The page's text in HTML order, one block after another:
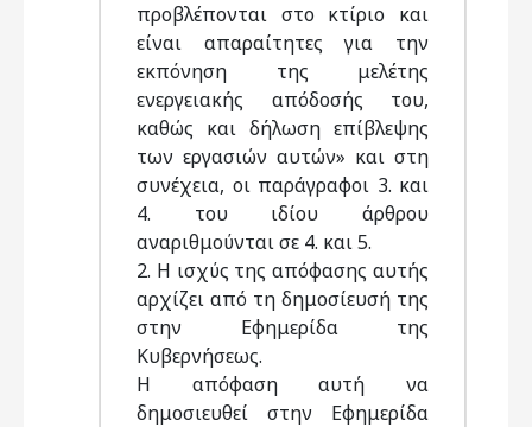
προβλέπονται στο κτίριο και
είναι απαραίτητες για την
εκπόνηση της μελέτης
ενεργειακής απόδοσής του,
καθώς και δήλωση επίβλεψης
των εργασιών αυτών» και στη
συνέχεια, οι παράγραφοι 3. και
4. του ιδίου άρθρου
αναριθμούνται σε 4. και 5.
2. Η ισχύς της απόφασης αυτής
αρχίζει από τη δημοσίευσή της
στην Εφημερίδα της
Κυβερνήσεως.
Η απόφαση αυτή να
δημοσιευθεί στην Εφημερίδα